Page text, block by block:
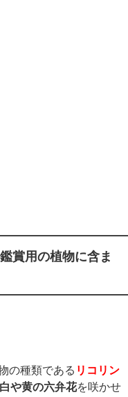
賞用の植物に含ま
の種類である リコリン
白や黄の六弁花を咲かせ